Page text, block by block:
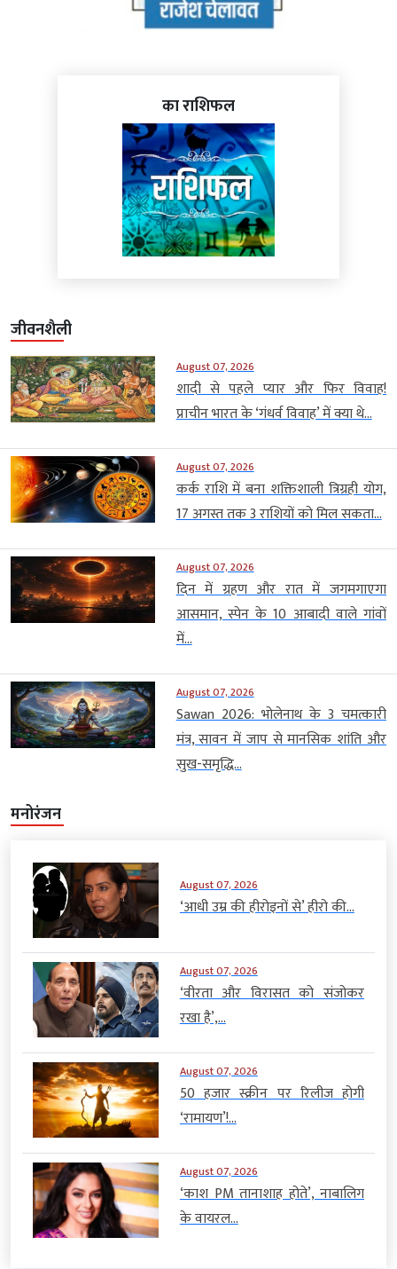
का राशिफल
जीवनशैली
August 07, 2026
शादी से पहले प्यार और फिर विवाह!
प्राचीन भारत के ‘गंधर्व विवाह’ में क्या थे...
August 07, 2026
कर्क राशि में बना शक्तिशाली त्रिग्रही योग,
17 अगस्त तक 3 राशियों को मिल सकता...
August 07, 2026
दिन में ग्रहण और रात में जगमगाएगा
आसमान, स्पेन के 10 आबादी वाले गांवों
में...
August 07, 2026
Sawan 2026: भोलेनाथ के 3 चमत्कारी
मंत्र, सावन में जाप से मानसिक शांति और
सुख-समृद्धि...
मनोरंजन
August 07, 2026
‘आधी उम्र की हीरोइनों से’ हीरो की...
August 07, 2026
‘वीरता और विरासत को संजोकर
रखा है’,...
August 07, 2026
50 हजार स्क्रीन पर रिलीज होगी
‘रामायण’!...
August 07, 2026
‘काश PM तानाशाह होते’, नाबालिग
के वायरल...